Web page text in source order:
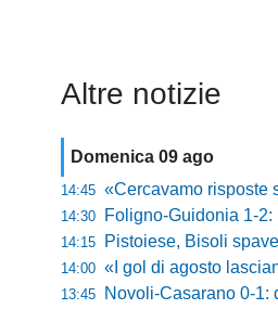
Altre notizie
Domenica 09 ago
14:45 «Cercavamo risposte sul piano
14:30 Foligno-Guidonia 1-2: i
14:15 Pistoiese, Bisoli spaventa tutti dopo il successo collo
14:00 «I gol di agosto lasciano il tempo che
13:45 Novoli-Casarano 0-1: decide